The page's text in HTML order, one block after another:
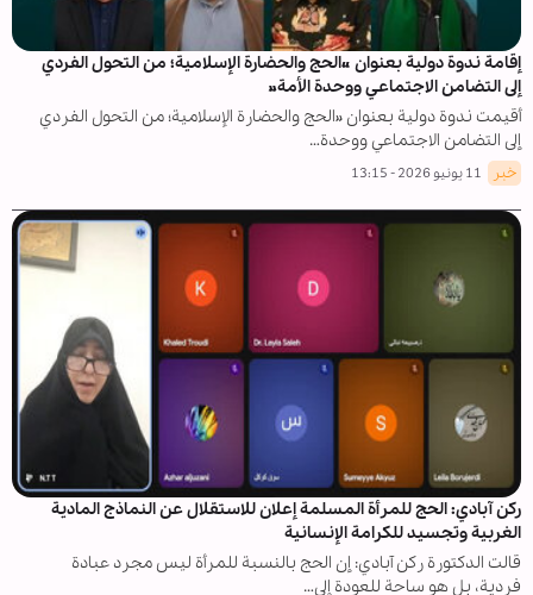
إقامة ندوة دولية بعنوان «الحج والحضارة الإسلامية؛ من التحول الفردي
إلى التضامن الاجتماعي ووحدة الأمة»
أقيمت ندوة دولية بعنوان «الحج والحضارة الإسلامية؛ من التحول الفردي
إلى التضامن الاجتماعي ووحدة…
خبر 11 يونيو 2026 - 13:15
ركن آبادي: الحج للمرأة المسلمة إعلان للاستقلال عن النماذج المادية
الغربية وتجسيد للكرامة الإنسانية
قالت الدكتورة ركن آبادي: إن الحج بالنسبة للمرأة ليس مجرد عبادة
فردية، بل هو ساحة للعودة إلى…